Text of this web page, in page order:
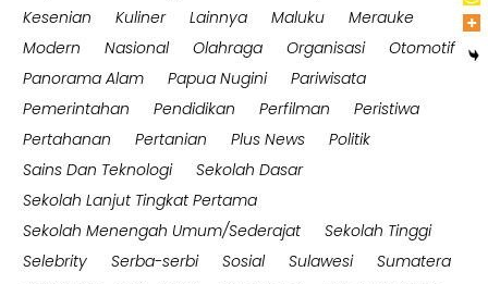
Kesenian
Kuliner Lainnya Maluku
Merauke
Modern
Nasional Olahraga Organisasi
Otomotif
Panorama Alam
Papua Nugini
Pariwisata
Pemerintahan
Pendidikan Perfilman
Peristiwa
Pertahanan
Pertanian Plus News
Politik
Sains Dan Teknologi
Sekolah Dasar
Sekolah Lanjut Tingkat Pertama
Sekolah Menengah Umum/Sederajat
Sekolah Tinggi
Selebrity
Serba-serbi Sosial Sulawesi
Sumatera